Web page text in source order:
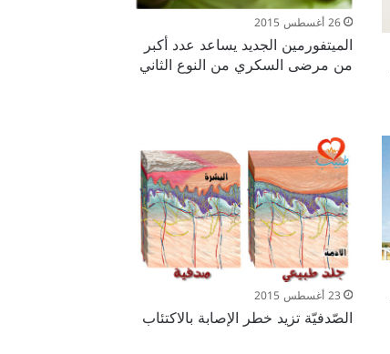
26 أغسطس 2015
الميتفورمين الجديد يساعد عدد أكبر
من مرضى السكري من النوع الثاني
23 أغسطس 2015
الصّدفيّة تزيد خطر الإصابة بالاكتئاب